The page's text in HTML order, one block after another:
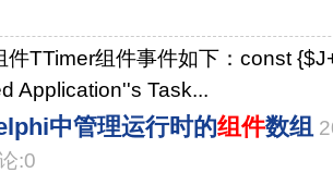
件TTimer组件事件如下：const
Application''s Task...
中管理运行时的组件数组
:0